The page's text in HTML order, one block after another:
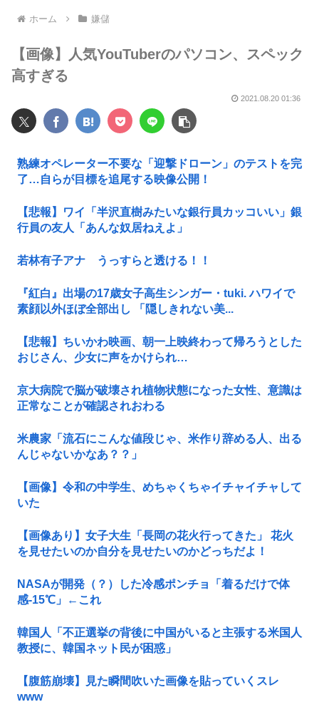
ホーム 嫌儲
【画像】人気YouTuberのパソコン、スペック
高すぎる
2021.08.20 01:36
熟練オペレーター不要な「迎撃ドローン」のテストを完
了…自らが目標を追尾する映像公開！
【悲報】ワイ「半沢直樹みたいな銀行員カッコいい」銀
行員の友人「あんな奴居ねえよ」
若林有子アナ うっすらと透ける！！
『紅白』出場の17歳女子高生シンガー・tuki. ハワイで
素顔以外ほぼ全部出し 「隠しきれない美...
【悲報】ちいかわ映画、朝一上映終わって帰ろうとした
おじさん、少女に声をかけられ…
京大病院で脳が破壊され植物状態になった女性、意識は
正常なことが確認されおわる
米農家「流石にこんな値段じゃ、米作り辞める人、出る
んじゃないかなあ？？」
【画像】令和の中学生、めちゃくちゃイチャイチャして
いた
【画像あり】女子大生「長岡の花火行ってきた」 花火
を見せたいのか自分を見せたいのかどっちだよ！
NASAが開発（？）した冷感ポンチョ「着るだけで体
感-15℃」←これ
韓国人「不正選挙の背後に中国がいると主張する米国人
教授に、韓国ネット民が困惑」
【腹筋崩壊】見た瞬間吹いた画像を貼っていくスレ
www